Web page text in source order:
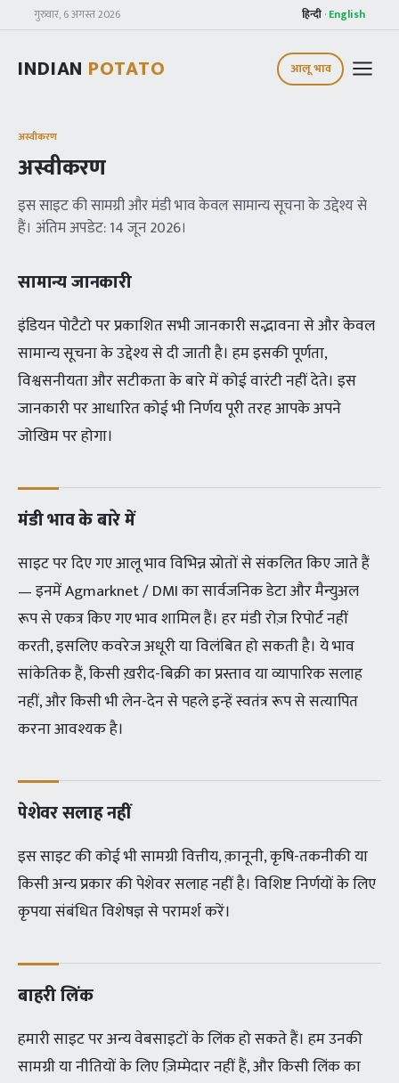
गुरुवार, 6 अगस्त 2026 हिन्दी · English
INDIAN POTATO आलू भाव
अस्वीकरण
अस्वीकरण
इस साइट की सामग्री और मंडी भाव केवल सामान्य सूचना के उद्देश्य से
हैं। अंतिम अपडेट: 14 जून 2026।
सामान्य जानकारी
इंडियन पोटैटो पर प्रकाशित सभी जानकारी सद्भावना से और केवल
सामान्य सूचना के उद्देश्य से दी जाती है। हम इसकी पूर्णता,
विश्वसनीयता और सटीकता के बारे में कोई वारंटी नहीं देते। इस
जानकारी पर आधारित कोई भी निर्णय पूरी तरह आपके अपने
जोखिम पर होगा।
मंडी भाव के बारे में
साइट पर दिए गए आलू भाव विभिन्न स्रोतों से संकलित किए जाते हैं
— इनमें Agmarknet / DMI का सार्वजनिक डेटा और मैन्युअल
रूप से एकत्र किए गए भाव शामिल हैं। हर मंडी रोज़ रिपोर्ट नहीं
करती, इसलिए कवरेज अधूरी या विलंबित हो सकती है। ये भाव
सांकेतिक हैं, किसी ख़रीद-बिक्री का प्रस्ताव या व्यापारिक सलाह
नहीं, और किसी भी लेन-देन से पहले इन्हें स्वतंत्र रूप से सत्यापित
करना आवश्यक है।
पेशेवर सलाह नहीं
इस साइट की कोई भी सामग्री वित्तीय, क़ानूनी, कृषि-तकनीकी या
किसी अन्य प्रकार की पेशेवर सलाह नहीं है। विशिष्ट निर्णयों के लिए
कृपया संबंधित विशेषज्ञ से परामर्श करें।
बाहरी लिंक
हमारी साइट पर अन्य वेबसाइटों के लिंक हो सकते हैं। हम उनकी
सामग्री या नीतियों के लिए ज़िम्मेदार नहीं हैं, और किसी लिंक का